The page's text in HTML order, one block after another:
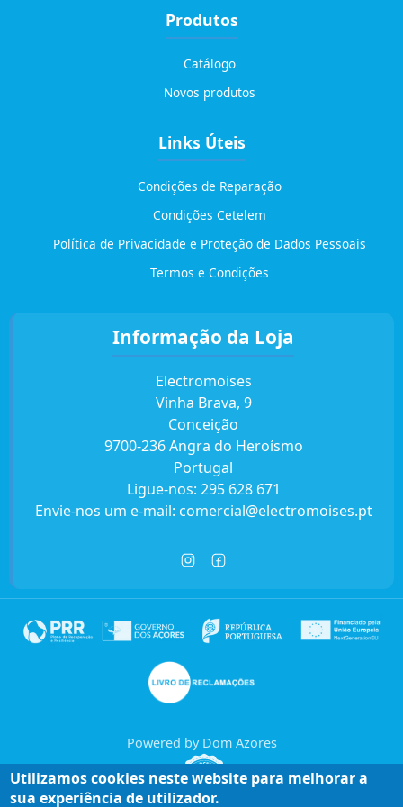
Produtos
Catálogo
Novos produtos
Links Úteis
Condições de Reparação
Condições Cetelem
Política de Privacidade e Proteção de Dados Pessoais
Termos e Condições
Informação da Loja
Electromoises
Vinha Brava, 9
Conceição
9700-236 Angra do Heroísmo
Portugal
Ligue-nos: 295 628 671
Envie-nos um e-mail: comercial@electromoises.pt
Powered by Dom Azores
Utilizamos cookies neste website para melhorar a
sua experiência de utilizador.